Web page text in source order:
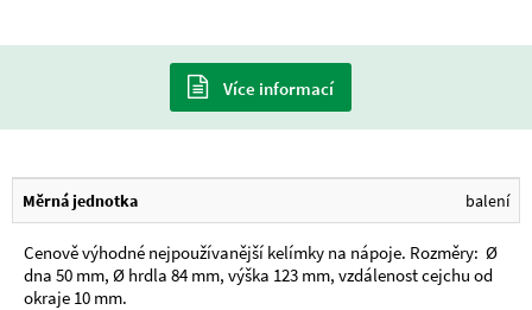
Více informací
Měrná jednotka balení
Cenově výhodné nejpoužívanější kelímky na nápoje. Rozměry: Ø
dna 50 mm, Ø hrdla 84 mm, výška 123 mm, vzdálenost cejchu od
okraje 10 mm.